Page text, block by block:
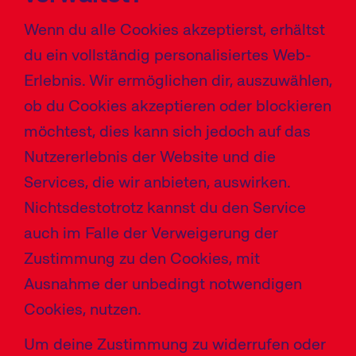
Wenn du alle Cookies akzeptierst, erhältst
du ein vollständig personalisiertes Web-
Erlebnis. Wir ermöglichen dir, auszuwählen,
ob du Cookies akzeptieren oder blockieren
möchtest, dies kann sich jedoch auf das
Nutzererlebnis der Website und die
Services, die wir anbieten, auswirken.
Nichtsdestotrotz kannst du den Service
auch im Falle der Verweigerung der
Zustimmung zu den Cookies, mit
Ausnahme der unbedingt notwendigen
Cookies, nutzen.
Um deine Zustimmung zu widerrufen oder